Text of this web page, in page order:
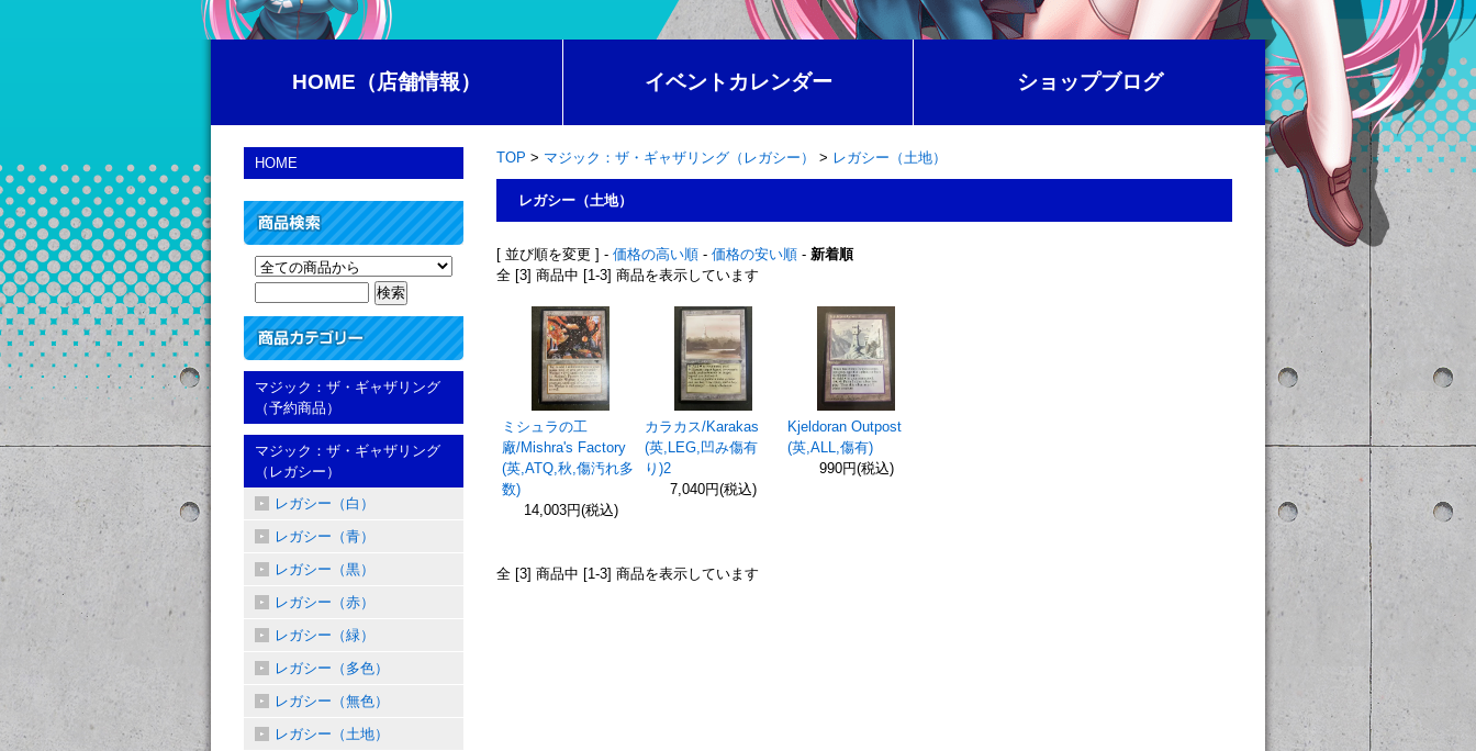
HOME（店舗情報） イベントカレンダー ショップブログ
TOP > マジック：ザ・ギャザリング（レガシー） > レガシー（土地）
レガシー（土地）
[ 並び順を変更 ] - 価格の高い順 - 価格の安い順 - 新着順
全 [3] 商品中 [1-3] 商品を表示しています
ミシュラの工
廠/Mishra's Factory
(英,ATQ,秋,傷汚れ多
数)
14,003円(税込)
カラカス/Karakas
(英,LEG,凹み傷有
り)2
7,040円(税込)
Kjeldoran Outpost
(英,ALL,傷有)
990円(税込)
全 [3] 商品中 [1-3] 商品を表示しています
HOME
マジック：ザ・ギャザリング
（予約商品）
マジック：ザ・ギャザリング
（レガシー）
レガシー（白）
レガシー（青）
レガシー（黒）
レガシー（赤）
レガシー（緑）
レガシー（多色）
レガシー（無色）
レガシー（土地）